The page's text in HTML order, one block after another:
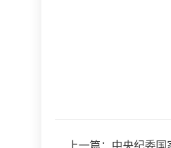
上一篇：中央纪委